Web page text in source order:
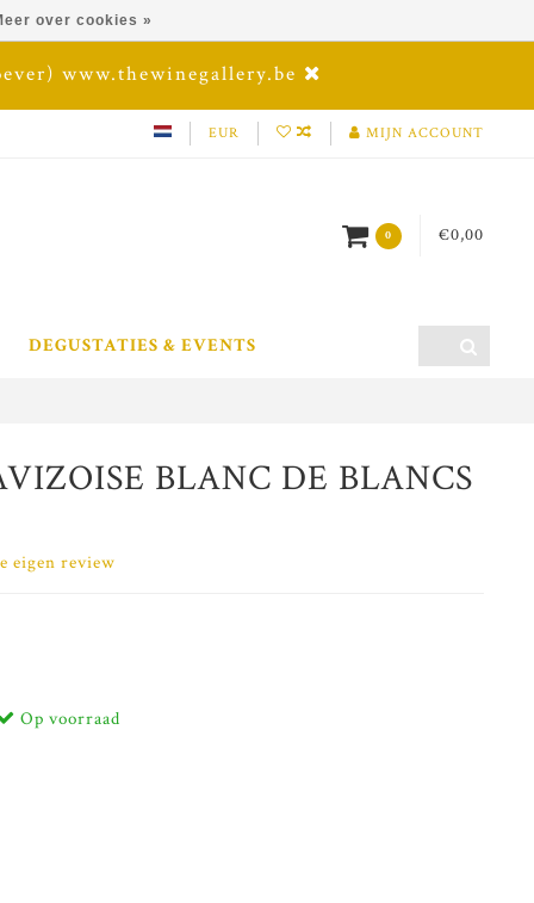
www.thewinegallery.be
EUR MIJN ACCOUNT
0 €0,00
DEGUSTATIES & EVENTS
BLANC DE BLANCS
eigen review
Op voorraad
over cookies »